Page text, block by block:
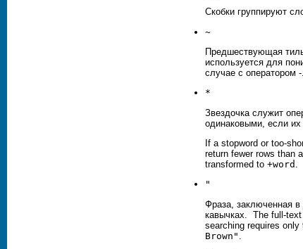
Скобки группируют
~
Предшествующая
используется для
случае с оператором -.
*
Звездочка служит
одинаковыми, если
If a stopword or too-
return fewer rows than
transformed to +word
"
Фраза, заключенная в
кавычках. The full-
searching requires
Brown "